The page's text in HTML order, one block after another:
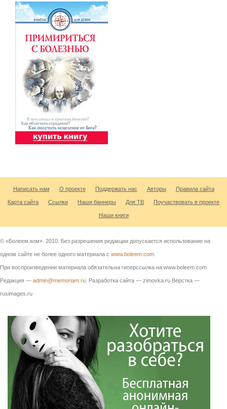
Написать нам О проекте Поддержать нас Авторы Правила сайта
Карта сайта Ссылки Наши баннеры Для ТВ Поучаствовать в проекте
Наши книги
© «Болеем.ком». 2010. Без разрешения редакции допускается использование на
одном сайте не более одного материала с www.boleem.com
При воспроизведении материала обязательна гиперссылка на www.boleem.com
Редакция — admin@memoriam.ru . Разработка сайта — zimovka.ru Вёрстка —
rusimages.ru